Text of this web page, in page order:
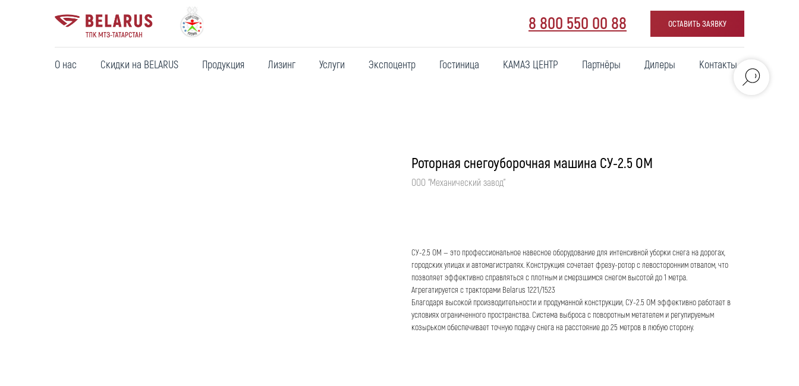
8 800 550 00 88 ОСТАВИТЬ ЗАЯВКУ
О нас Скидки на BELARUS Продукция Лизинг Услуги Экспоцентр Гостиница КАМАЗ ЦЕНТР Партнёры Дилеры Контакты
Роторная снегоуборочная машина СУ-2.5 ОМ
ООО “Механический завод”
СУ-2.5 ОМ — это профессиональное навесное оборудование для интенсивной уборки снега на дорогах,
городских улицах и автомагистралях. Конструкция сочетает фрезу-ротор с левосторонним отвалом, что
позволяет эффективно справляться с плотным и смерзшимся снегом высотой до 1 метра.
Агрегатируется с тракторами Belarus 1221/1523
Благодаря высокой производительности и продуманной конструкции, СУ-2.5 ОМ эффективно работает в
условиях ограниченного пространства. Система выброса с поворотным метателем и регулируемым
козырьком обеспечивает точную подачу снега на расстояние до 25 метров в любую сторону.